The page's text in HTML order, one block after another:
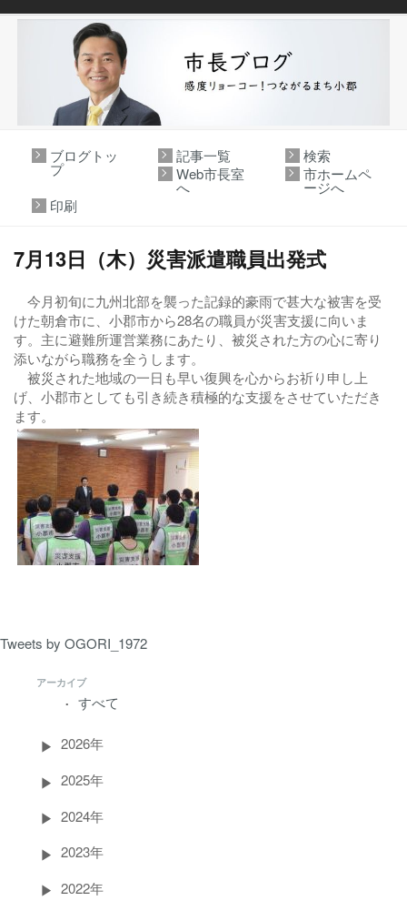
ブログトッ
プ
記事一覧
検索
Web市長室
へ
市ホームペ
ージへ
印刷
Tweets by OGORI_1972
アーカイブ
すべて
2026年
2025年
2024年
2023年
2022年
7月13日（木）災害派遣職員出発式
今月初旬に九州北部を襲った記録的豪雨で甚大な被害を受
けた朝倉市に、小郡市から28名の職員が災害支援に向いま
す。主に避難所運営業務にあたり、被災された方の心に寄り
添いながら職務を全うします。
被災された地域の一日も早い復興を心からお祈り申し上
げ、小郡市としても引き続き積極的な支援をさせていただき
ます。